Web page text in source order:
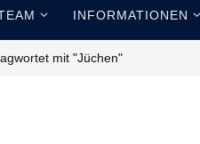
INFORMATIONEN
mit "Jüchen"